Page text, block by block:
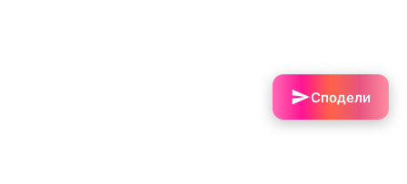
Сподели